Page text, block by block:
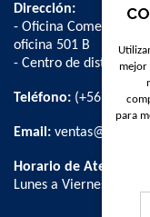
Dirección:
- Oficina Comercial y
oficina 501 B
- Centro de
Teléfono: (+56 2) 2
Email:
Horario de Atención:
Lunes a Viernes /
mejor
para